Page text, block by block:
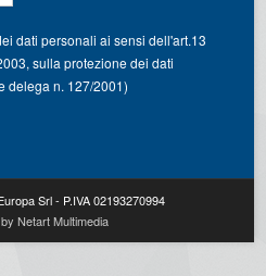
dati personali ai sensi dell'art.13
sulla protezione dei dati
delega n. 127/2001)
Srl - P.IVA 02193270994
Netart Multimedia